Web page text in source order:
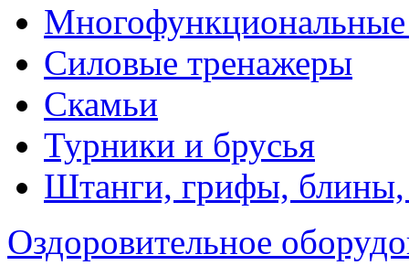
Силовые тренажеры
Скамьи
Турники и брусья
Штанги, грифы, блины,
Оздоровительное